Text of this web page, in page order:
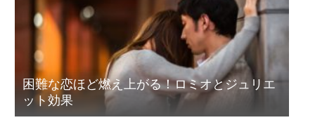
困難な恋ほど燃え上がる！ロミオとジュリエ
ット効果